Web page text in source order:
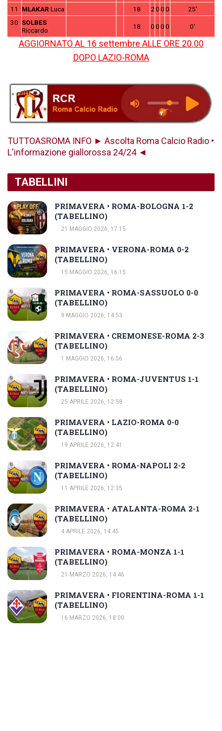
11 MLAKAR Luca 18 2000
25′
30 SOLBES
Riccardo
18 0000 0′
AGGIORNATO AL 16 settembre ALLE ORE 20.00
DOPO LAZIO-ROMA
TUTTOASROMA INFO ► Ascolta Roma Calcio Radio •
L'informazione giallorossa 24/24 ◄
TABELLINI
PRIMAVERA • ROMA-BOLOGNA 1-2
(TABELLINO)
21 MAGGIO 2026, 17:15
PRIMAVERA • VERONA-ROMA 0-2
(TABELLINO)
15 MAGGIO 2026, 16:15
PRIMAVERA • ROMA-SASSUOLO 0-0
(TABELLINO)
9 MAGGIO 2026, 14:53
PRIMAVERA • CREMONESE-ROMA 2-3
(TABELLINO)
1 MAGGIO 2026, 16:56
PRIMAVERA • ROMA-JUVENTUS 1-1
(TABELLINO)
25 APRILE 2026, 12:58
PRIMAVERA • LAZIO-ROMA 0-0
(TABELLINO)
19 APRILE 2026, 12:41
PRIMAVERA • ROMA-NAPOLI 2-2
(TABELLINO)
11 APRILE 2026, 12:35
PRIMAVERA • ATALANTA-ROMA 2-1
(TABELLINO)
4 APRILE 2026, 14:45
PRIMAVERA • ROMA-MONZA 1-1
(TABELLINO)
21 MARZO 2026, 14:46
PRIMAVERA • FIORENTINA-ROMA 1-1
(TABELLINO)
16 MARZO 2026, 18:00